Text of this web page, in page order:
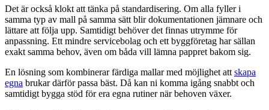
Det är också klokt att tänka på standardisering. Om alla fyller i
samma typ av mall på samma sätt blir dokumentationen jämnare och
lättare att följa upp. Samtidigt behöver det finnas utrymme för
anpassning. Ett mindre servicebolag och ett byggföretag har sällan
exakt samma behov, även om båda vill lämna pappret bakom sig.
En lösning som kombinerar färdiga mallar med möjlighet att skapa
egna brukar därför passa bäst. Då kan ni komma igång snabbt och
samtidigt bygga stöd för era egna rutiner när behoven växer.